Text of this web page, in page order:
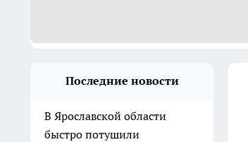
Последние новости
В Ярославской области
быстро потушили